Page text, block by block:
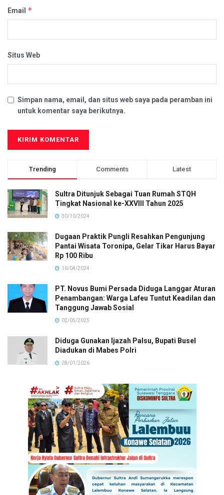
Email *
Situs Web
Simpan nama, email, dan situs web saya pada peramban ini
untuk komentar saya berikutnya.
Trending Comments Latest
Sultra Ditunjuk Sebagai Tuan Rumah STQH
Tingkat Nasional ke-XXVIII Tahun 2025
30/10/2024
Dugaan Praktik Pungli Resahkan Pengunjung
Pantai Wisata Toronipa, Gelar Tikar Harus Bayar
Rp 100 Ribu
16/04/2024
PT. Novus Bumi Persada Diduga Langgar Aturan
Penambangan: Warga Lafeu Tuntut Keadilan dan
Tanggung Jawab Sosial
02/05/2025
Diduga Gunakan Ijazah Palsu, Bupati Busel
Diadukan di Mabes Polri
28/01/2026